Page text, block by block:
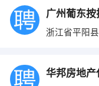
浙江省平阳
华邦房地产